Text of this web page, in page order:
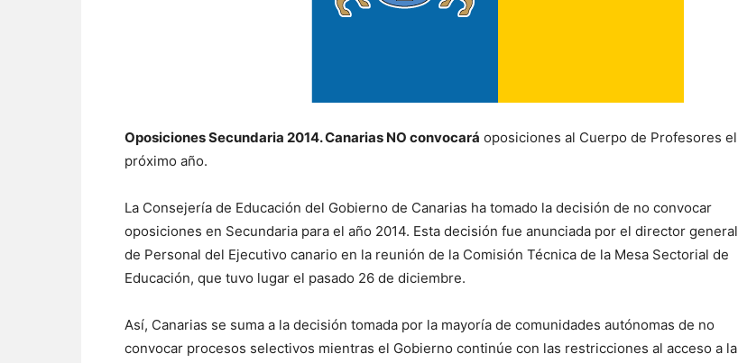
Oposiciones Secundaria 2014. Canarias NO convocará oposiciones al Cuerpo de Profesores el
próximo año.
La Consejería de Educación del Gobierno de Canarias ha tomado la decisión de no convocar
oposiciones en Secundaria para el año 2014. Esta decisión fue anunciada por el director general
de Personal del Ejecutivo canario en la reunión de la Comisión Técnica de la Mesa Sectorial de
Educación, que tuvo lugar el pasado 26 de diciembre.
Así, Canarias se suma a la decisión tomada por la mayoría de comunidades autónomas de no
convocar procesos selectivos mientras el Gobierno continúe con las restricciones al acceso a la